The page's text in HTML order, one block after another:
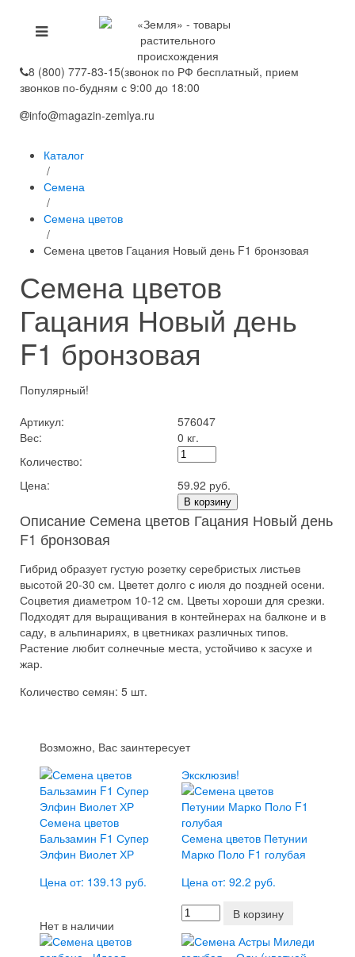
8 (800) 777-83-15(звонок по РФ бесплатный, прием
звонков по-будням с 9:00 до 18:00
info@magazin-zemlya.ru
Каталог
/
Семена
/
Семена цветов
/
Семена цветов Гацания Новый день F1 бронзовая
Семена цветов
Гацания Новый день
F1 бронзовая
Популярный!
Артикул:
576047
Вес:
0 кг.
Количество:
Цена:
59.92 руб.
В корзину
Описание Семена цветов Гацания Новый день
F1 бронзовая
Гибрид образует густую розетку серебристых листьев
высотой 20-30 см. Цветет долго с июля до поздней осени.
Соцветия диаметром 10-12 см. Цветы хороши для срезки.
Подходят для выращивания в контейнерах на балконе и в
саду, в альпинариях, в цветниках различных типов.
Растение любит солнечные места, устойчиво к засухе и
жар.
Количество семян: 5 шт.
Возможно, Вас заинтересует
Семена цветов
Бальзамин F1 Супер
Элфин Виолет ХР
Цена от: 139.13 руб.
Нет в наличии
Эксклюзив!
Семена цветов Петунии
Марко Поло F1 голубая
Цена от: 92.2 руб.
В корзину